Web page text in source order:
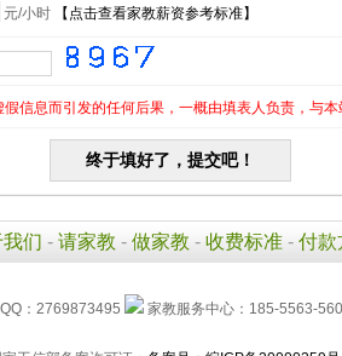
元/小时【 点击查看家教薪资参考标准】
假信息而引发的任何后果，一概由填表人负责，与本
们 - 请家教 - 做家教 - 收费标准 - 付款
：2769873495 家教服务中心：185-5563-